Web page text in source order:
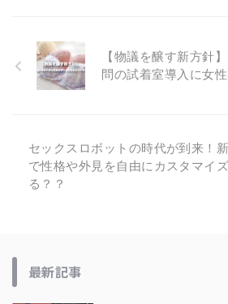
【物議を醸す新方針
問の試着室導入に女
セックスロボットの時代が到来！
で性格や外見を自由にカスタマイ
る？？
最新記事